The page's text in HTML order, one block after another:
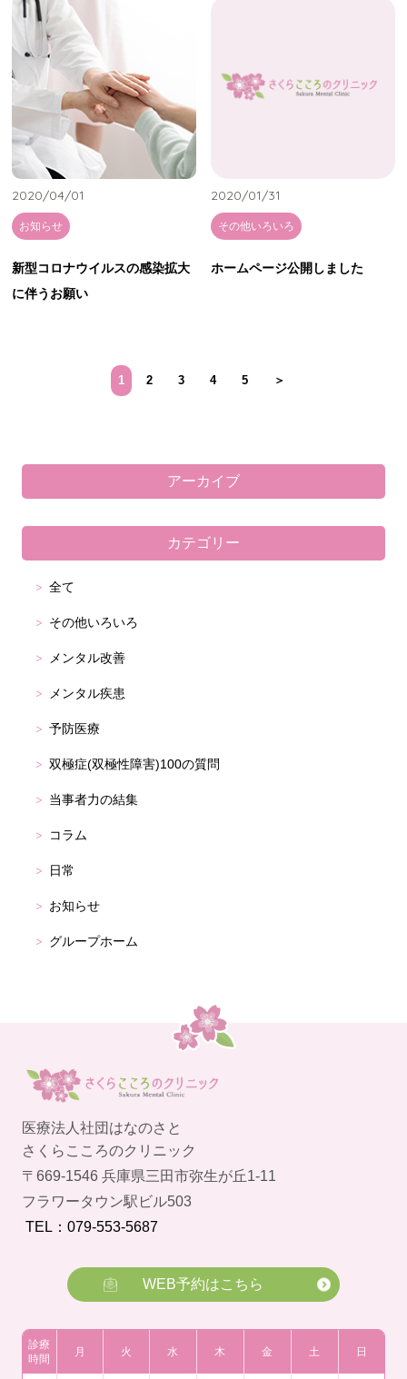
2020/04/01
お知らせ
新型コロナウイルスの感染拡大
に伴うお願い
2020/01/31
その他いろいろ
ホームページ公開しました
1 2 3 4 5 ＞
アーカイブ
カテゴリー
全て
その他いろいろ
メンタル改善
メンタル疾患
予防医療
双極症(双極性障害)100の質問
当事者力の結集
コラム
日常
お知らせ
グループホーム
医療法人社団はなのさと
さくらこころのクリニック
〒669-1546 兵庫県三田市弥生が丘1-11
フラワータウン駅ビル503
TEL：079-553-5687
WEB予約はこちら
診療
時間
月 火 水 木 金 土 日